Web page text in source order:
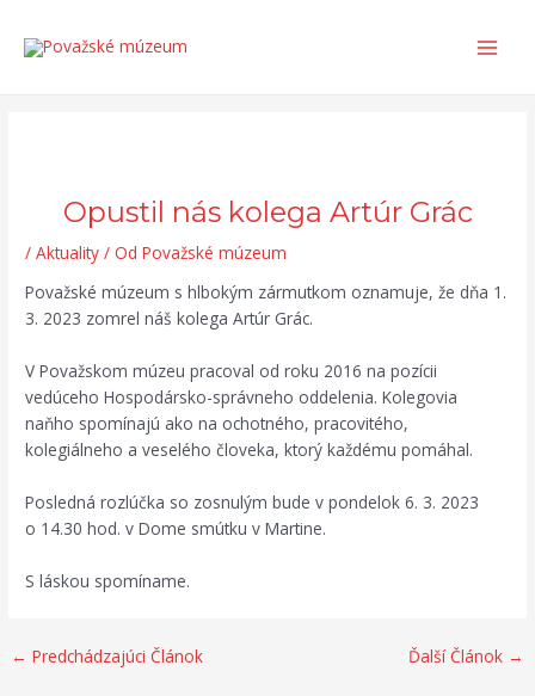
obsah
Opustil nás kolega Artúr Grác
/Aktuality / Od Považské múzeum
Považské múzeum s hlbokým zármutkom oznamuje, že dňa 1.
3. 2023 zomrel náš kolega Artúr Grác.
V Považskom múzeu pracoval od roku 2016 na pozícii
vedúceho Hospodársko-správneho oddelenia. Kolegovia
naňho spomínajú ako na ochotného, pracovitého,
kolegiálneho a veselého človeka, ktorý každému pomáhal.
Posledná rozlúčka so zosnulým bude v pondelok 6. 3. 2023
o 14.30 hod. v Dome smútku v Martine.
S láskou spomíname.
navigation
← Predchádzajúci Článok Ďalší Článok →